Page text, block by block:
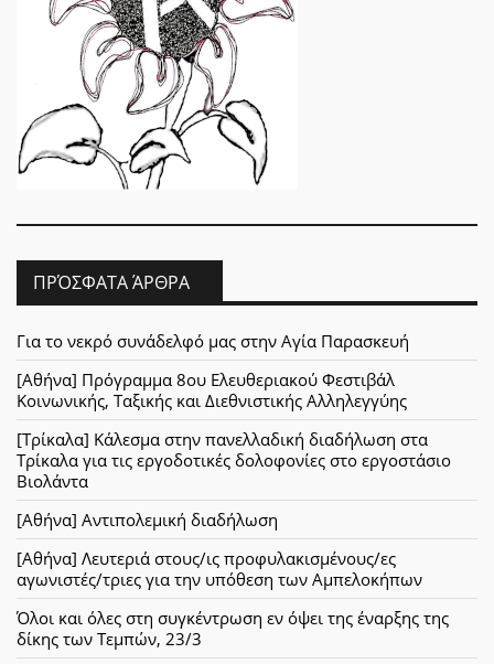
ΠΡΌΣΦΑΤΑ ΆΡΘΡΑ
Για το νεκρό συνάδελφό μας στην Αγία Παρασκευή
[Αθήνα] Πρόγραμμα 8ου Ελευθεριακού Φεστιβάλ
Κοινωνικής, Ταξικής και Διεθνιστικής Αλληλεγγύης
[Τρίκαλα] Κάλεσμα στην πανελλαδική διαδήλωση στα
Τρίκαλα για τις εργοδοτικές δολοφονίες στο εργοστάσιο
Βιολάντα
[Αθήνα] Αντιπολεμική διαδήλωση
[Αθήνα] Λευτεριά στους/ις προφυλακισμένους/ες
αγωνιστές/τριες για την υπόθεση των Αμπελοκήπων
Όλοι και όλες στη συγκέντρωση εν όψει της έναρξης της
δίκης των Τεμπών, 23/3